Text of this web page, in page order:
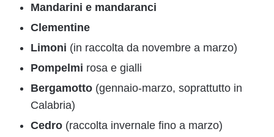
Mandarini e mandaranci
Clementine
Limoni (in raccolta da novembre a marzo)
Pompelmi rosa e gialli
Bergamotto (gennaio-marzo, soprattutto in
Calabria)
Cedro (raccolta invernale fino a marzo)